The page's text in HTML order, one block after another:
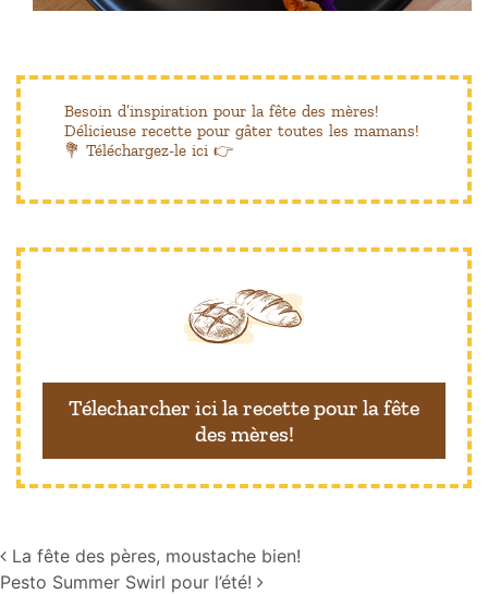
Besoin d’inspiration pour la fête des mères!
Délicieuse recette pour gâter toutes les mamans!
💐 Téléchargez-le ici 👉
Télecharcher ici la recette pour la fête
des mères!
Navigation
La fête des pères, moustache bien!
Pesto Summer Swirl pour l’été!